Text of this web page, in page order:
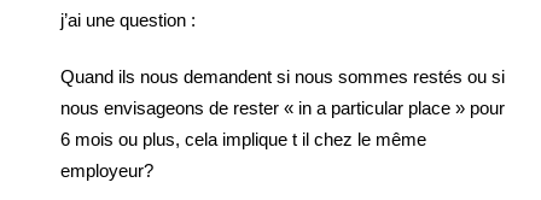
j’ai une question :
Quand ils nous demandent si nous sommes restés ou si
nous envisageons de rester « in a particular place » pour
6 mois ou plus, cela implique t il chez le même
employeur?